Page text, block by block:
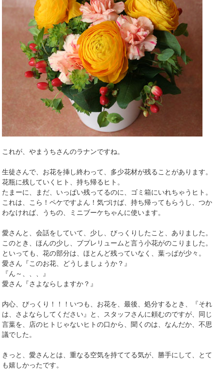
これが、やまうちさんのラナンですね。
生徒さんで、お花を挿し終わって、多少花材が残ることがあります。
花瓶に残していくヒト、持ち帰るヒト。
たまーに、まだ、いっぱい残ってるのに、ゴミ箱にいれちゃうヒト。
これは、こら！ペケですよん！気づけば、持ち帰ってもらうし、つか
わなければ、うちの、ミニブーケちゃんに使います。
愛さんと、会話をしていて、少し、びっくりしたこと、ありました。
このとき、ほんの少し、ブプレリュームと言う小花がのこりました。
といっても、花の部分は、ほとんど残っていなく、葉っぱが少々。
愛さん『このお花、どうしましょうか？』
『ん～、、、』
愛さん『さよならしますか？』
内心、びっくり！！！いつも、お花を、最後、処分するとき、『それ
は、さよならしてください』と、スタッフさんに頼むのですが、同じ
言葉を、店のヒトじゃないヒトの口から、聞くのは、なんだか、不思
議でした。
きっと、愛さんとは、重なる空気を持ててる気が、勝手にして、とて
も嬉しかったです。